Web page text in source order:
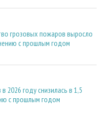
грозовых пожаров выросло
с прошлым годом
2026 году снизилась в 1,5
с прошлым годом